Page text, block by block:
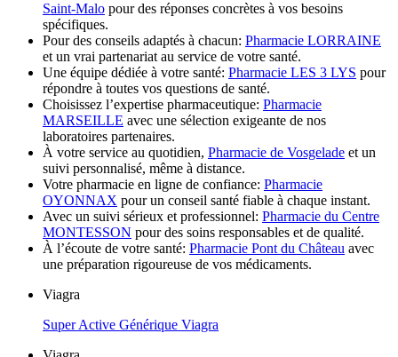
Saint-Malo pour des réponses concrètes à vos besoins
spécifiques.
Pour des conseils adaptés à chacun: Pharmacie LORRAINE
et un vrai partenariat au service de votre santé.
Une équipe dédiée à votre santé: Pharmacie LES 3 LYS pour
répondre à toutes vos questions de santé.
Choisissez l’expertise pharmaceutique: Pharmacie
MARSEILLE avec une sélection exigeante de nos
laboratoires partenaires.
À votre service au quotidien, Pharmacie de Vosgelade et un
suivi personnalisé, même à distance.
Votre pharmacie en ligne de confiance: Pharmacie
OYONNAX pour un conseil santé fiable à chaque instant.
Avec un suivi sérieux et professionnel: Pharmacie du Centre
MONTESSON pour des soins responsables et de qualité.
À l’écoute de votre santé: Pharmacie Pont du Château avec
une préparation rigoureuse de vos médicaments.
Viagra
Super Active Générique Viagra